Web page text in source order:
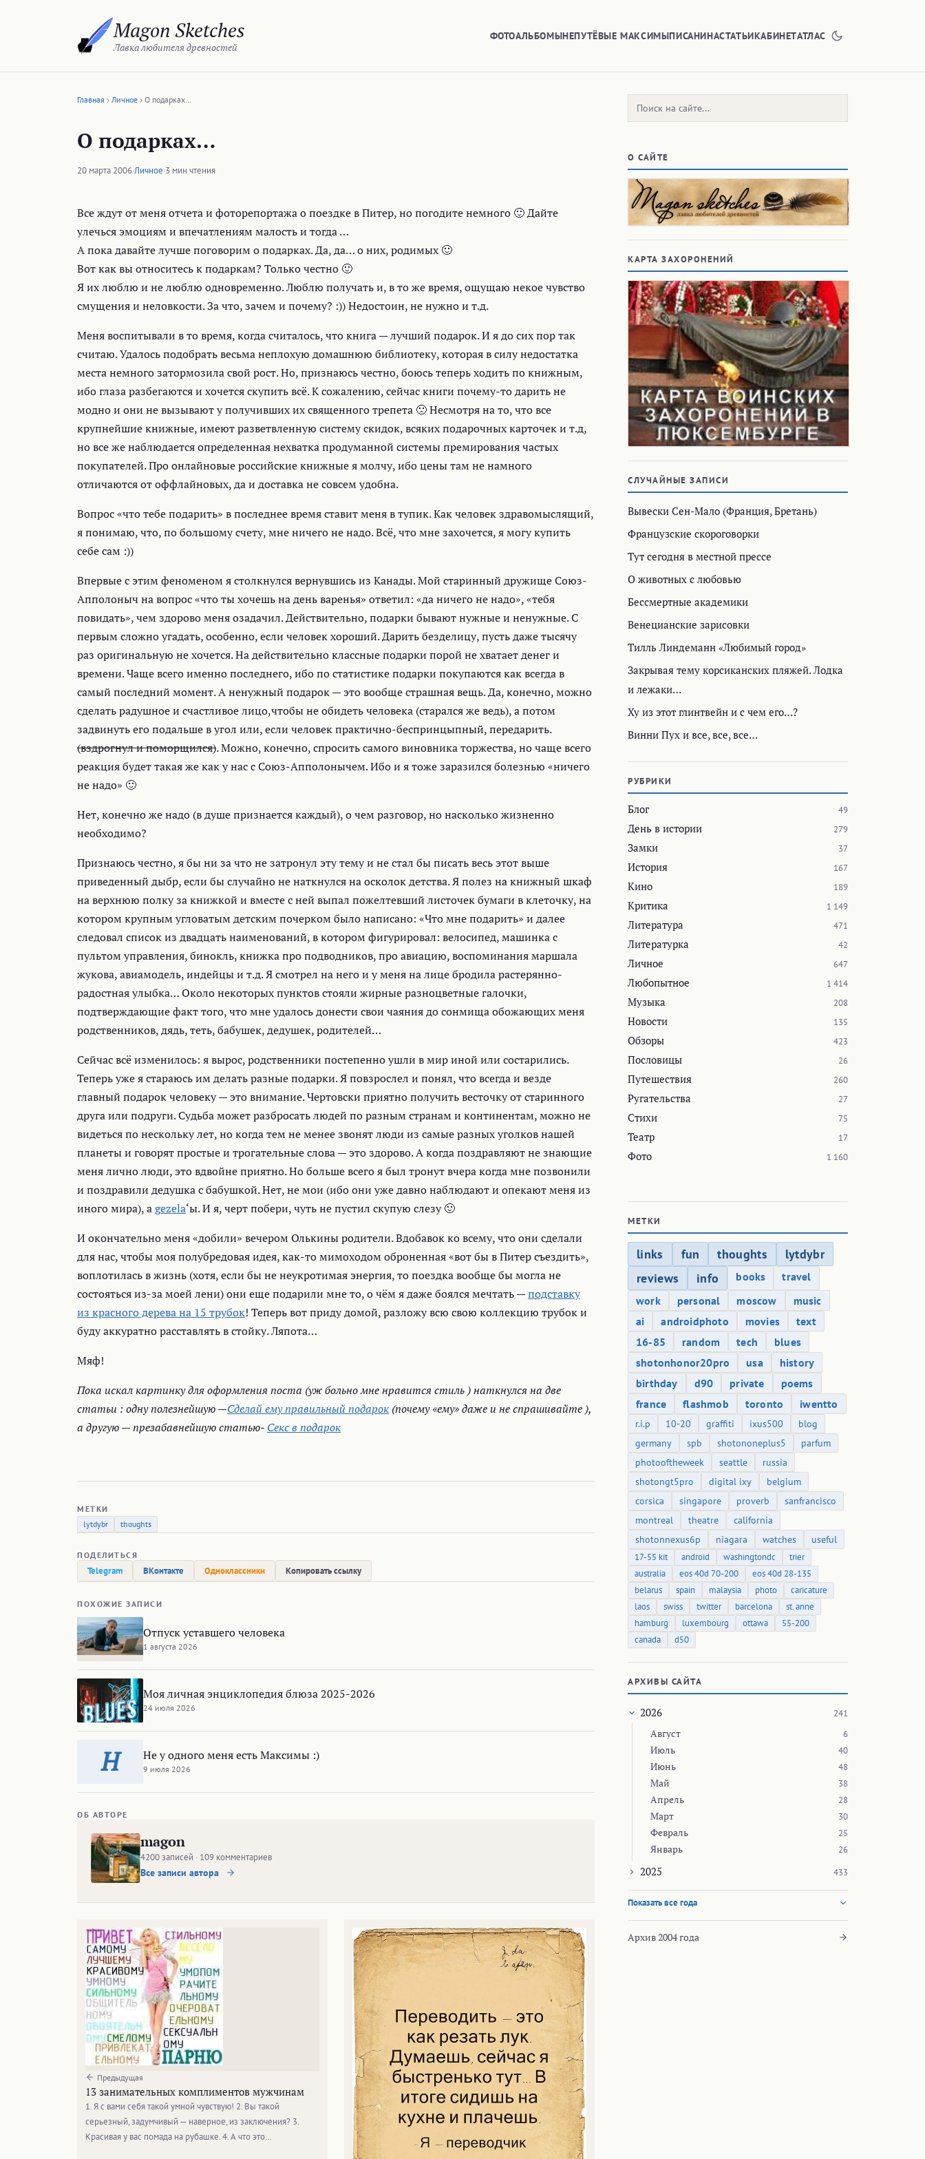
Magon Sketches
Лавка любителя древностей
ФОТОАЛЬБОМЫНЕПУТЁВЫЕ МАКСИМЫПИСАНИНАСТАТЬИКАБИНЕТАТЛАС
Главная Личное О подарках…
О подарках…
20 марта 2006·Личное·3 мин чтения
Все ждут от меня отчета и фоторепортажа о поездке в Питер, но погодите немного 🙂 Дайте
улечься эмоциям и впечатлениям малость и тогда …
А пока давайте лучше поговорим о подарках. Да, да… о них, родимых 🙂
Вот как вы относитесь к подаркам? Только честно 🙂
Я их люблю и не люблю одновременно. Люблю получать и, в то же время, ощущаю некое чувство
смущения и неловкости. За что, зачем и почему? :)) Недостоин, не нужно и т.д.
Меня воспитывали в то время, когда считалось, что книга — лучший подарок. И я до сих пор так
считаю. Удалось подобрать весьма неплохую домашнюю библиотеку, которая в силу недостатка
места немного затормозила свой рост. Но, признаюсь честно, боюсь теперь ходить по книжным,
ибо глаза разбегаются и хочется скупить всё. К сожалению, сейчас книги почему-то дарить не
модно и они не вызывают у получивших их священного трепета 🙁 Несмотря на то, что все
крупнейшие книжные, имеют разветвленную систему скидок, всяких подарочных карточек и т.д,
но все же наблюдается определенная нехватка продуманной системы премирования частых
покупателей. Про онлайновые российские книжные я молчу, ибо цены там не намного
отличаются от оффлайновых, да и доставка не совсем удобна.
Вопрос «что тебе подарить» в последнее время ставит меня в тупик. Как человек здравомыслящий,
я понимаю, что, по большому счету, мне ничего не надо. Всё, что мне захочется, я могу купить
себе сам :))
Впервые с этим феноменом я столкнулся вернувшись из Канады. Мой старинный дружище Союз-
Апполоныч на вопрос «что ты хочешь на день варенья» ответил: «да ничего не надо», «тебя
повидать», чем здорово меня озадачил. Действительно, подарки бывают нужные и ненужные. С
первым сложно угадать, особенно, если человек хороший. Дарить безделицу, пусть даже тысячу
раз оригинальную не хочется. На действительно классные подарки порой не хватает денег и
времени. Чаще всего именно последнего, ибо по статистике подарки покупаются как всегда в
самый последний момент. А ненужный подарок — это вообще страшная вещь. Да, конечно, можно
сделать радушное и счастливое лицо,чтобы не обидеть человека (старался же ведь), а потом
задвинуть его подальше в угол или, если человек практично-беспринцыпный, передарить.
(вздрогнул и поморщился). Можно, конечно, спросить самого виновника торжества, но чаще всего
реакция будет такая же как у нас с Союз-Апполонычем. Ибо и я тоже заразился болезнью «ничего
не надо» 🙂
Нет, конечно же надо (в душе признается каждый), о чем разговор, но насколько жизненно
необходимо?
Признаюсь честно, я бы ни за что не затронул эту тему и не стал бы писать весь этот выше
приведенный дыбр, если бы случайно не наткнулся на осколок детства. Я полез на книжный шкаф
на верхнюю полку за книжкой и вместе с ней выпал пожелтевший листочек бумаги в клеточку, на
котором крупным угловатым детским почерком было написано: «Что мне подарить» и далее
следовал список из двадцать наименований, в котором фигурировал: велосипед, машинка с
пультом управления, бинокль, книжка про подводников, про авиацию, воспоминания маршала
жукова, авиамодель, индейцы и т.д. Я смотрел на него и у меня на лице бродила растерянно-
радостная улыбка… Около некоторых пунктов стояли жирные разноцветные галочки,
подтверждающие факт того, что мне удалось донести свои чаяния до сонмища обожающих меня
родственников, дядь, теть, бабушек, дедушек, родителей…
Сейчас всё изменилось: я вырос, родственники постепенно ушли в мир иной или состарились.
Теперь уже я стараюсь им делать разные подарки. Я повзрослел и понял, что всегда и везде
главный подарок человеку — это внимание. Чертовски приятно получить весточку от старинного
друга или подруги. Судьба может разбросать людей по разным странам и континентам, можно не
видеться по нескольку лет, но когда тем не менее звонят люди из самые разных уголков нашей
планеты и говорят простые и трогательные слова — это здорово. А когда поздравляют не знающие
меня лично люди, это вдвойне приятно. Но больше всего я был тронут вчера когда мне позвонили
и поздравили дедушка с бабушкой. Нет, не мои (ибо они уже давно наблюдают и опекают меня из
иного мира), аgezela‘ы. И я, черт побери, чуть не пустил скупую слезу 🙂
И окончательно меня «добили» вечером Олькины родители. Вдобавок ко всему, что они сделали
для нас, чтобы моя полубредовая идея, как-то мимоходом оброненная «вот бы в Питер съездить»,
воплотилась в жизнь (хотя, если бы не неукротимая энергия, то поездка вообще бы могла не
состояться из-за моей лени) они еще подарили мне то, о чём я даже боялся мечтать —подставку
из красного дерева на 15 трубок! Теперь вот приду домой, разложу всю свою коллекцию трубок и
буду аккуратно расставлять в стойку. Ляпота…
Мяф!
Пока искал картинку для оформления поста (уж больно мне нравится стиль ) наткнулся на две
статьи : одну полезнейшую —Сделай ему правильный подарок (почему «ему» даже и не спрашивайте ),
а другую — презабавнейшую статью- Секс в подарок
МЕТКИ
lytdybr
thoughts
ПОДЕЛИТЬСЯ
Telegram ВКонтакте Одноклассники Копировать ссылку
ПОХОЖИЕ ЗАПИСИ
Отпуск уставшего человека
1 августа 2026
Моя личная энциклопедия блюза 2025-2026
24 июля 2026
Н Не у одного меня есть Максимы :)
9 июля 2026
ОБ АВТОРЕ
magon
4200 записей · 109 комментариев
Все записи автора
Предыдущая
13 занимательных комплиментов мужчинам
1. Я с вами себя такой умной чувствую! 2. Вы такой
серьезный, задумчивый — наверное, из заключения? 3.
Красивая у вас помада на рубашке. 4. А что это…
Поиск:
О САЙТЕ
КАРТА ЗАХОРОНЕНИЙ
СЛУЧАЙНЫЕ ЗАПИСИ
Вывески Сен-Мало (Франция, Бретань)
Французские скороговорки
Тут сегодня в местной прессе
О животных с любовью
Бессмертные академики
Венецианские зарисовки
Тилль Линдеманн «Любимый город»
Закрывая тему корсиканских пляжей. Лодка
и лежаки…
Ху из этот глинтвейн и с чем его…?
Винни Пух и все, все, все…
РУБРИКИ
Блог 49
День в истории 279
Замки 37
История 167
Кино 189
Критика 1 149
Литература 471
Литературка 42
Личное 647
Любопытное 1 414
Музыка 208
Новости 135
Обзоры 423
Пословицы 26
Путешествия 260
Ругательства 27
Стихи 75
Театр 17
Фото 1 160
МЕТКИ
links fun thoughts
lytdybr
reviews
info books
travel
work
personal moscow
music
ai
androidphoto movies
text
16-85
random tech
blues
shotonhonor20pro
usa
history
birthday
d90 private
poems
france
flashmob toronto iwentto
r.i.p 10-20 graffiti ixus500
blog
germany
spb shotononeplus5
parfum
photooftheweek
seattle
russia
shotongt5pro
digital ixy
belgium
corsica
singapore proverb
sanfrancisco
montreal
theatre
california
shotonnexus6p
niagara watches useful
17-55 kit android washingtondc
trier
australia
eos 40d 70-200
eos 40d 28-135
belarus
spain malaysia photo
caricature
laos
swiss twitter barcelona
st. anne
hamburg
luxembourg ottawa
55-200
canada
d50
АРХИВЫ САЙТА
2026 241
Август 6
Июль 40
Июнь 48
Май 38
Апрель 28
Март 30
Февраль 25
Январь 26
2025 433
Показать все года
Архив 2004 года